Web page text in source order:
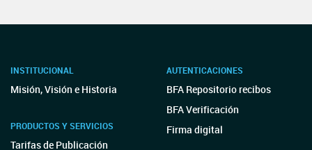
INSTITUCIONAL
Misión, Visión e Historia
PRODUCTOS Y SERVICIOS
Tarifas de Publicación
AUTENTICACIONES
BFA Repositorio recibos
BFA Verificación
Firma digital